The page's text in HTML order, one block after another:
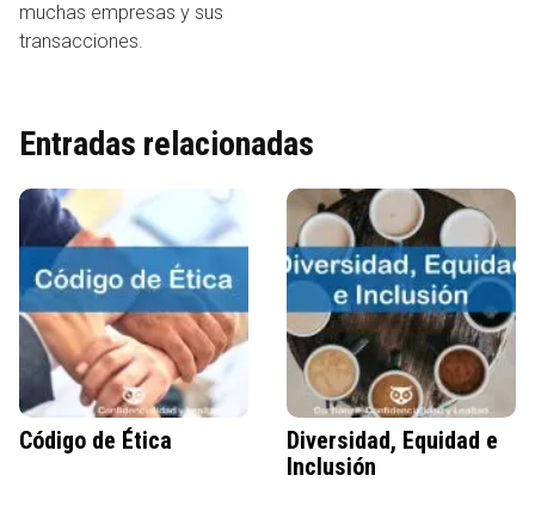
muchas empresas y sus
transacciones.
Entradas relacionadas
Código de Ética
Diversidad, Equidad e
Inclusión